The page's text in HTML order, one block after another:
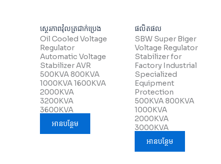
ស្ថេរភាពវ៉ុលត្រជាក់ប្រេង
Oil Cooled Voltage
Regulator
Automatic Voltage
Stabilizer AVR
500KVA 800KVA
1000KVA 1600KVA
2000KVA
3200KVA
3600KVA
អាន​បន្ថែម
ផលិតផល
SBW Super Biger
Voltage Regulator
Stabilizer for
Factory Industrial
Specialized
Equipment
Protection
500KVA 800KVA
1000KVA
2000KVA
3000KVA
អាន​បន្ថែម